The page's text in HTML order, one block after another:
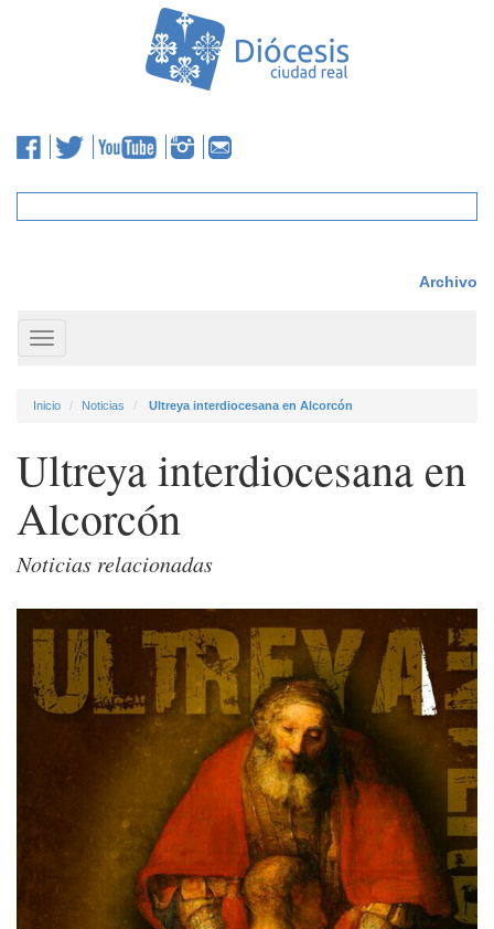
Archivo
Toggle
navigation
Inicio Noticias Ultreya interdiocesana en Alcorcón
Ultreya interdiocesana en
Alcorcón
Noticias relacionadas